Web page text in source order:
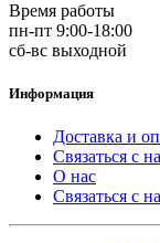
Время работы
пн-пт 9:00-18:00
сб-вс выходной
Информация
Доставка и
Связаться с
О нас
Связаться с